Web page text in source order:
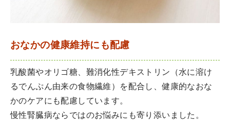
おなかの健康維持にも配慮
乳酸菌やオリゴ糖、難消化性デキストリン（水に溶け
るでんぷん由来の食物繊維）を配合し、健康的なおな
かのケアにも配慮しています。
慢性腎臓病ならではのお悩みにも寄り添いました。